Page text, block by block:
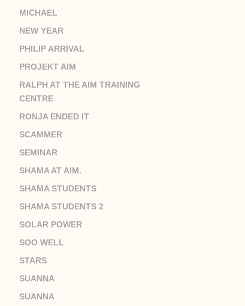
MICHAEL
NEW YEAR
PHILIP ARRIVAL
PROJEKT AIM
RALPH AT THE AIM TRAINING
CENTRE
RONJA ENDED IT
SCAMMER
SEMINAR
SHAMA AT AIM.
SHAMA STUDENTS
SHAMA STUDENTS 2
SOLAR POWER
SOO WELL
STARS
SUANNA
SUANNA